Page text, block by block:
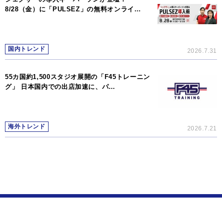
8/28（金）に「PULSEZ」の無料オンライ…
国内トレンド 2026.7.31
55カ国約1,500スタジオ展開の「F45トレーニン
グ」 日本国内での出店加速に、パ…
海外トレンド 2026.7.21